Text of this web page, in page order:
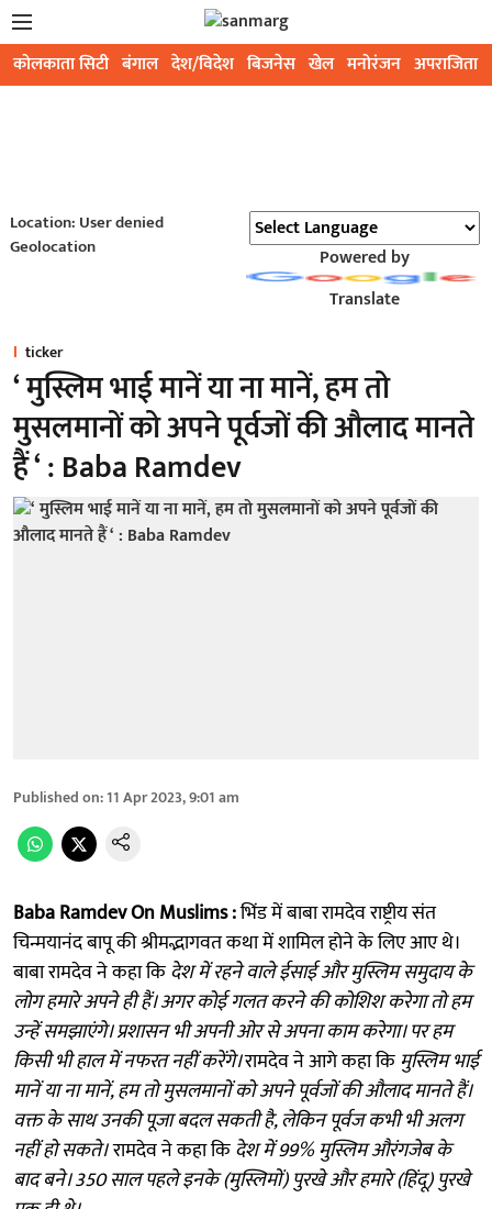
कोलकाता सिटी बंगाल देश/विदेश बिजनेस खेल मनोरंजन अपराजिता
Location: User denied
Geolocation
Powered by
Translate
ticker
‘ मुस्लिम भाई मानें या ना मानें, हम तो
मुसलमानों को अपने पूर्वजों की औलाद मानते
हैं ‘ : Baba Ramdev
Published on:11 Apr 2023, 9:01 am
Baba Ramdev On Muslims :भिंड में बाबा रामदेव राष्ट्रीय संत
चिन्मयानंद बापू की श्रीमद्भागवत कथा में शामिल होने के लिए आए थे।
बाबा रामदेव ने कहा किदेश में रहने वाले ईसाई और मुस्लिम समुदाय के
लोग हमारे अपने ही हैं। अगर कोई गलत करने की कोशिश करेगा तो हम
उन्हें समझाएंगे। प्रशासन भी अपनी ओर से अपना काम करेगा। पर हम
किसी भी हाल में नफरत नहीं करेंगे।रामदेव ने आगे कहा किमुस्लिम भाई
मानें या ना मानें, हम तो मुसलमानों को अपने पूर्वजों की औलाद मानते हैं।
वक्त के साथ उनकी पूजा बदल सकती है, लेकिन पूर्वज कभी भी अलग
नहीं हो सकते।रामदेव ने कहा किदेश में 99% मुस्लिम औरंगजेब के
बाद बने। 350 साल पहले इनके (मुस्लिमों) पुरखे और हमारे (हिंदू) पुरखे